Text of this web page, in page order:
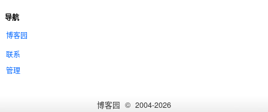
导航
博客园
联系
管理
博客园 © 2004-2026